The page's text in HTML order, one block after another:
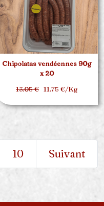
Chipolatas vendéennes 90g
x 20
13.05 € 11.75 €/Kg
10 Suivant